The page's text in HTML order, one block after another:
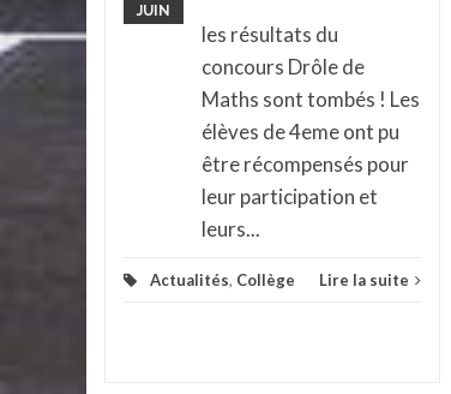
JUIN
les résultats du
concours Drôle de
Maths sont tombés ! Les
élèves de 4eme ont pu
être récompensés pour
leur participation et
leurs...
Actualités, Collège Lire la suite